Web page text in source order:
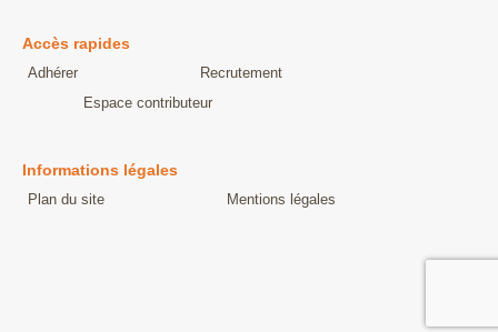
Accès rapides
Adhérer
Recrutement
Espace contributeur
Informations légales
Plan du site Mentions légales